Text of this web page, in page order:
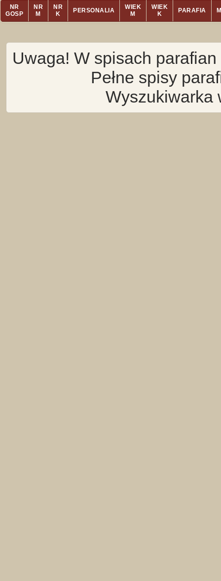
NR
GOSP
NR
M
NR
K
PERSONALIA
WIEK
M
WIEK
K
PARAFIA
Uwaga! W spisach
Pełne spisy
Wyszukiwarka